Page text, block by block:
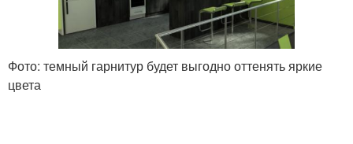
Фото: темный гарнитур будет выгодно оттенять яркие
цвета